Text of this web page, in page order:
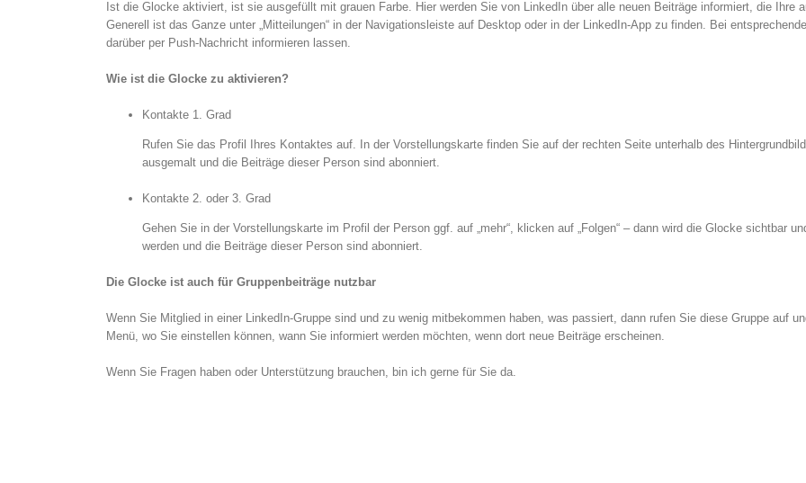
Ist die Glocke aktiviert, ist sie ausgefüllt mit grauen Farbe. Hier werden Sie von LinkedIn über alle neuen Beiträge informiert, die Ihre
Generell ist das Ganze unter „Mitteilungen“ in der Navigationsleiste auf Desktop oder in der LinkedIn-App zu finden. Bei
darüber per Push-Nachricht informieren lassen.
Wie ist die Glocke zu aktivieren?
Kontakte 1. Grad
Rufen Sie das Profil Ihres Kontaktes auf. In der Vorstellungskarte finden Sie auf der rechten Seite unterhalb des
ausgemalt und die Beiträge dieser Person sind abonniert.
Kontakte 2. oder 3. Grad
Gehen Sie in der Vorstellungskarte im Profil der Person ggf. auf „mehr“, klicken auf „Folgen“ – dann wird die Glocke sichtbar
werden und die Beiträge dieser Person sind abonniert.
Die Glocke ist auch für Gruppenbeiträge nutzbar
Wenn Sie Mitglied in einer LinkedIn-Gruppe sind und zu wenig mitbekommen haben, was passiert, dann rufen Sie diese Gruppe auf
Menü, wo Sie einstellen können, wann Sie informiert werden möchten, wenn dort neue Beiträge erscheinen.
Wenn Sie Fragen haben oder Unterstützung brauchen, bin ich gerne für Sie da.